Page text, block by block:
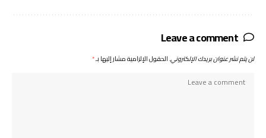
Leave a comment
لن يتم نشر عنوان بريدك الإلكتروني.الحقول الإلزامية مشار إليها بـ*